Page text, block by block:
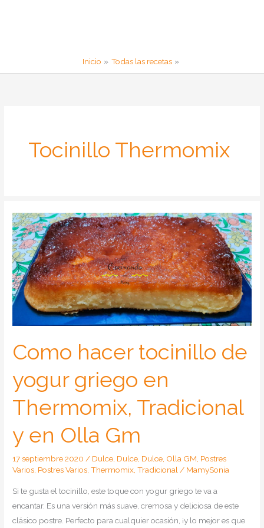
Inicio Todas las recetas
Tocinillo Thermomix
Como hacer tocinillo de
yogur griego en
Thermomix, Tradicional
y en Olla Gm
17 septiembre 2020/ Dulce, Dulce, Dulce, Olla GM, Postres
Varios, Postres Varios,Thermomix,Tradicional/ MamySonia
Si te gusta el tocinillo, este toque con yogur griego te va a
encantar. Es una versión más suave, cremosa y deliciosa de este
clásico postre. Perfecto para cualquier ocasión, ¡y lo mejor es que